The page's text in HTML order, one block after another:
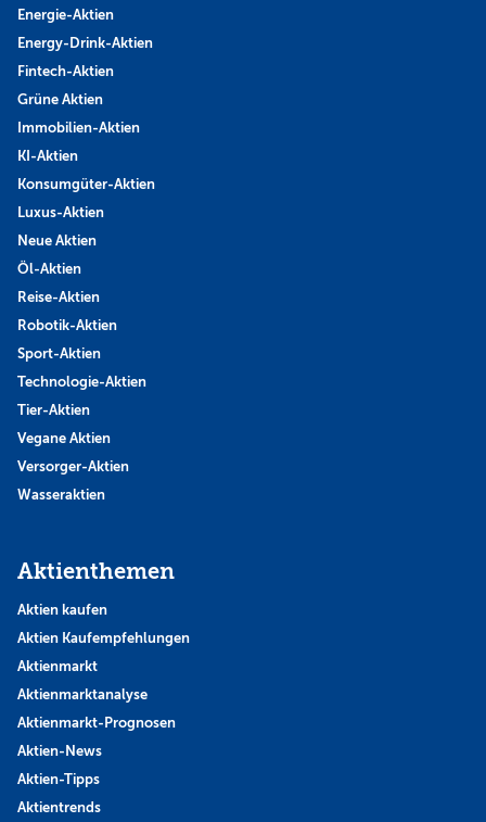
Energie-Aktien
Energy-Drink-Aktien
Fintech-Aktien
Grüne Aktien
Immobilien-Aktien
KI-Aktien
Konsumgüter-Aktien
Luxus-Aktien
Neue Aktien
Öl-Aktien
Reise-Aktien
Robotik-Aktien
Sport-Aktien
Technologie-Aktien
Tier-Aktien
Vegane Aktien
Versorger-Aktien
Wasseraktien
Aktienthemen
Aktien kaufen
Aktien Kaufempfehlungen
Aktienmarkt
Aktienmarktanalyse
Aktienmarkt-Prognosen
Aktien-News
Aktien-Tipps
Aktientrends